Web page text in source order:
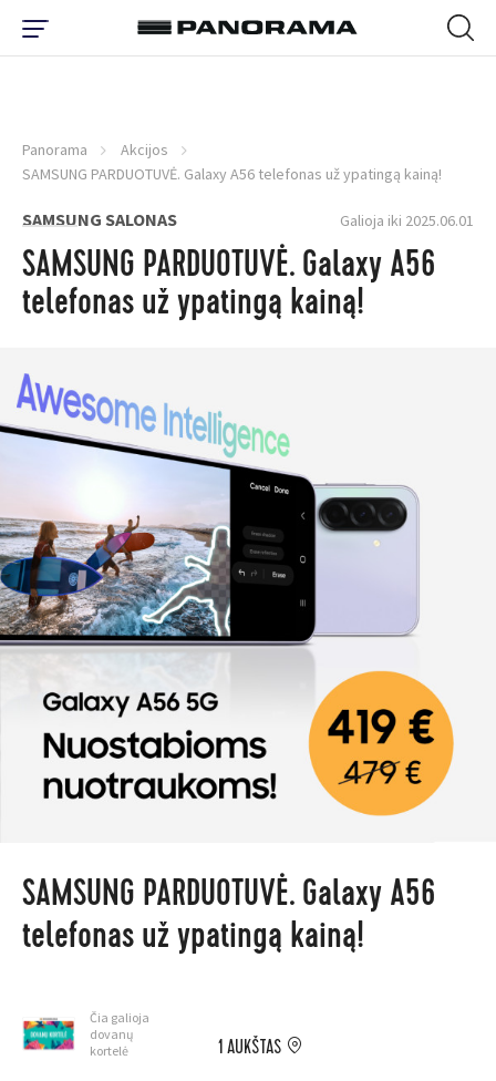
Panorama
Akcijos
SAMSUNG PARDUOTUVĖ. Galaxy A56 telefonas už ypatingą kainą!
SAMSUNG SALONAS Galioja iki 2025.06.01
SAMSUNG PARDUOTUVĖ. Galaxy A56
telefonas už ypatingą kainą!
SAMSUNG PARDUOTUVĖ. Galaxy A56
telefonas už ypatingą kainą!
Čia galioja
dovanų
kortelė
1 AUKŠTAS